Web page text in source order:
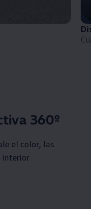
360º
el color, las
interior